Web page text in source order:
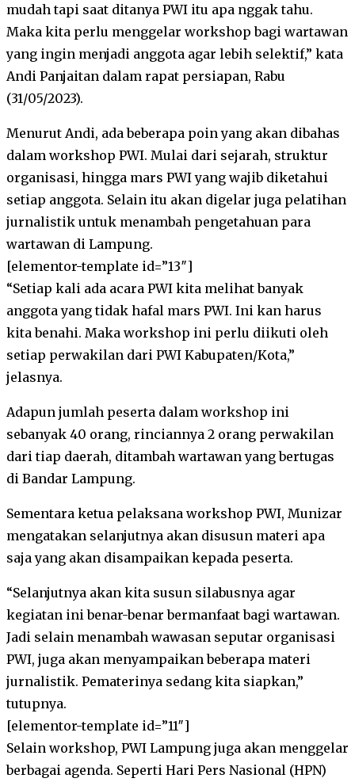
mudah tapi saat ditanya PWI itu apa nggak tahu.
Maka kita perlu menggelar workshop bagi wartawan
yang ingin menjadi anggota agar lebih selektif,” kata
Andi Panjaitan dalam rapat persiapan, Rabu
(31/05/2023).
Menurut Andi, ada beberapa poin yang akan dibahas
dalam workshop PWI. Mulai dari sejarah, struktur
organisasi, hingga mars PWI yang wajib diketahui
setiap anggota. Selain itu akan digelar juga pelatihan
jurnalistik untuk menambah pengetahuan para
wartawan di Lampung.
[elementor-template id=”13″]
“Setiap kali ada acara PWI kita melihat banyak
anggota yang tidak hafal mars PWI. Ini kan harus
kita benahi. Maka workshop ini perlu diikuti oleh
setiap perwakilan dari PWI Kabupaten/Kota,”
jelasnya.
Adapun jumlah peserta dalam workshop ini
sebanyak 40 orang, rinciannya 2 orang perwakilan
dari tiap daerah, ditambah wartawan yang bertugas
di Bandar Lampung.
Sementara ketua pelaksana workshop PWI, Munizar
mengatakan selanjutnya akan disusun materi apa
saja yang akan disampaikan kepada peserta.
“Selanjutnya akan kita susun silabusnya agar
kegiatan ini benar-benar bermanfaat bagi wartawan.
Jadi selain menambah wawasan seputar organisasi
PWI, juga akan menyampaikan beberapa materi
jurnalistik. Pematerinya sedang kita siapkan,”
tutupnya.
[elementor-template id=”11″]
Selain workshop, PWI Lampung juga akan menggelar
berbagai agenda. Seperti Hari Pers Nasional (HPN)